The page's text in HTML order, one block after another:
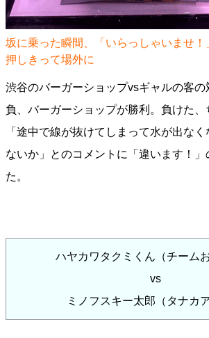
坂に乗った瞬間、「いらっしゃいませ！
押しきって場外に
渋谷のバーガーショップvsギャルの客
負、バーガーショップが勝利。負けた
「途中で線が抜けてしまって水が出な
ないか」とのコメントに「違います！」
た。
ハヤカワタクミくん（チーム
vs
ミノフスキー太郎（タナカ